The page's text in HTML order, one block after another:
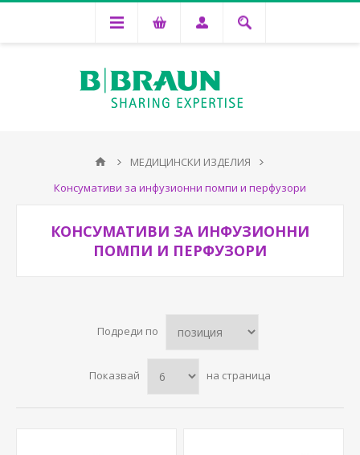
МЕДИЦИНСКИ ИЗДЕЛИЯ
Консумативи за инфузионни помпи и перфузори
КОНСУМАТИВИ ЗА ИНФУЗИОННИ
ПОМПИ И ПЕРФУЗОРИ
Подреди по
Показвай на страница